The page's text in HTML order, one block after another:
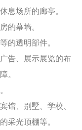
息场所的廊亭。
的幕墙。
的透明部件。
告、展示展览的布
。
馆、别墅、学校、
采光顶棚等。